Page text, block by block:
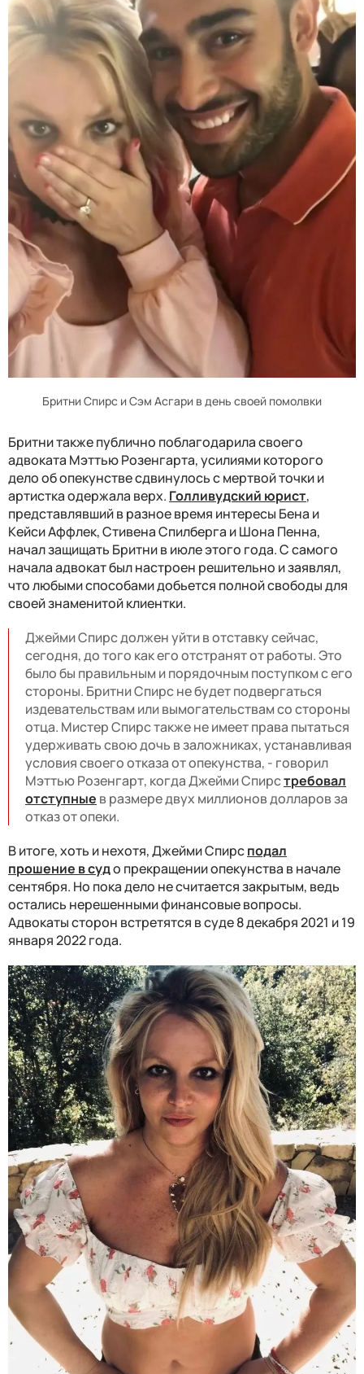
Бритни Спирс и Сэм Асгари в день своей помолвки
Бритни также публично поблагодарила своего
адвоката Мэттью Розенгарта, усилиями которого
дело об опекунстве сдвинулось с мертвой точки и
артистка одержала верх. Голливудский юрист,
представлявший в разное время интересы Бена и
Кейси Аффлек, Стивена Спилберга и Шона Пенна,
начал защищать Бритни в июле этого года. С самого
начала адвокат был настроен решительно и заявлял,
что любыми способами добьется полной свободы для
своей знаменитой клиентки.
Джейми Спирс должен уйти в отставку сейчас,
сегодня, до того как его отстранят от работы. Это
было бы правильным и порядочным поступком с его
стороны. Бритни Спирс не будет подвергаться
издевательствам или вымогательствам со стороны
отца. Мистер Спирс также не имеет права пытаться
удерживать свою дочь в заложниках, устанавливая
условия своего отказа от опекунства, - говорил
Мэттью Розенгарт, когда Джейми Спирстребовал
отступные в размере двух миллионов долларов за
отказ от опеки.
В итоге, хоть и нехотя, Джейми Спирсподал
прошение в судо прекращении опекунства в начале
сентября. Но пока дело не считается закрытым, ведь
остались нерешенными финансовые вопросы.
Адвокаты сторон встретятся в суде 8 декабря 2021 и 19
января 2022 года.